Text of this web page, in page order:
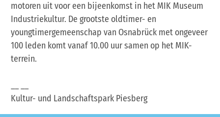
motoren uit voor een bijeenkomst in het MIK Museum
Industriekultur. De grootste oldtimer- en
youngtimergemeenschap van Osnabrück met ongeveer
100 leden komt vanaf 10.00 uur samen op het MIK-
terrein.
Kultur- und Landschaftspark Piesberg